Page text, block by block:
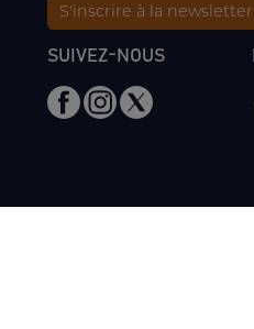
S'inscrire à la newsletter
SUIVEZ-NOUS